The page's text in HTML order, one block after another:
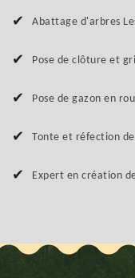
Abattage d'arbres
Pose de clôture et
Pose de gazon en
Tonte et réfection
Expert en création